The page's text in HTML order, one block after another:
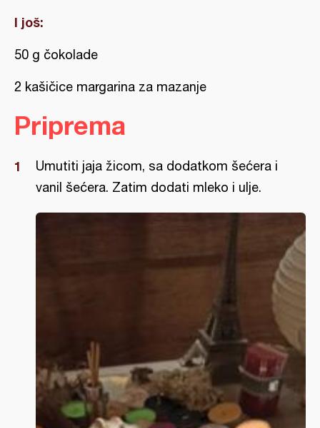
I još:
50 g čokolade
2 kašičice margarina za mazanje
Priprema
Umutiti jaja žicom, sa dodatkom šećera i
vanil šećera. Zatim dodati mleko i ulje.